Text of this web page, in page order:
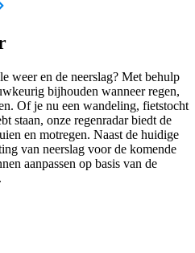
weer en de neerslag? Met behulp
bijhouden wanneer regen,
Of je nu een wandeling, fietstocht
staan, onze regenradar biedt de
en motregen. Naast de huidige
van neerslag voor de komende
aanpassen op basis van de